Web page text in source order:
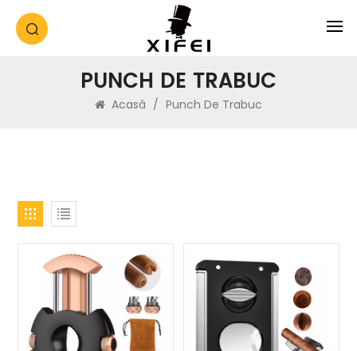
PUNCH DE TRABUC
Acasă / Punch De Trabuc